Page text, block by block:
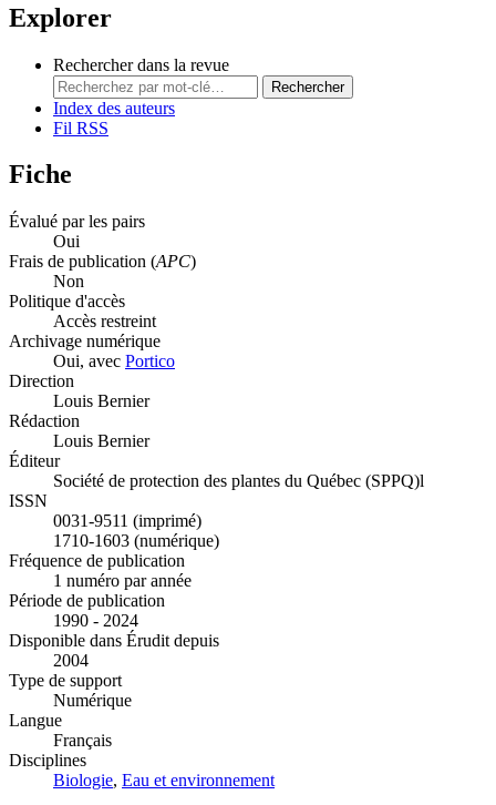
Explorer
Rechercher dans la revue
Rechercher
Index des auteurs
Fil RSS
Fiche
Évalué par les pairs
Oui
Frais de publication (APC)
Non
Politique d'accès
Accès restreint
Archivage numérique
Oui, avec Portico
Direction
Louis Bernier
Rédaction
Louis Bernier
Éditeur
Société de protection des plantes du Québec (SPPQ)l
ISSN
0031-9511 (imprimé)
1710-1603 (numérique)
Fréquence de publication
1 numéro par année
Période de publication
1990 - 2024
Disponible dans Érudit depuis
2004
Type de support
Numérique
Langue
Français
Disciplines
Biologie, Eau et environnement